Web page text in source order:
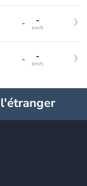
- -
km/h
- -
km/h